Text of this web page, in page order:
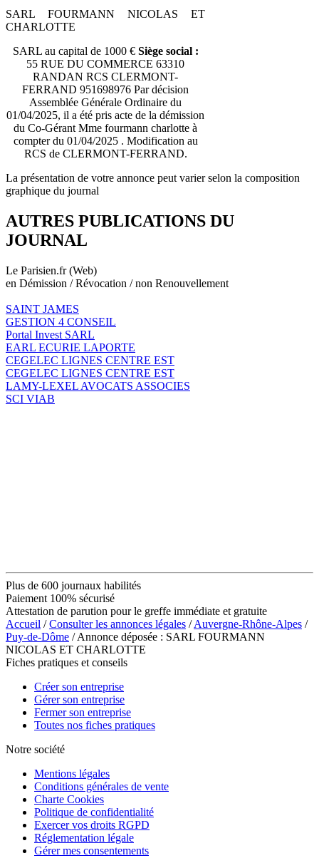
SARL FOURMANN NICOLAS ET
CHARLOTTE
SARL au capital de 1000 € Siège social :
55 RUE DU COMMERCE 63310
RANDAN RCS CLERMONT-
FERRAND 951698976 Par décision
Assemblée Générale Ordinaire du
01/04/2025, il a été pris acte de la démission
du Co-Gérant Mme fourmann charlotte à
compter du 01/04/2025 . Modification au
RCS de CLERMONT-FERRAND.
La présentation de votre annonce peut varier selon la composition
graphique du journal
AUTRES PUBLICATIONS DU
JOURNAL
Le Parisien.fr (Web)
en Démission / Révocation / non Renouvellement
SAINT JAMES
GESTION 4 CONSEIL
Portal Invest SARL
EARL ECURIE LAPORTE
CEGELEC LIGNES CENTRE EST
CEGELEC LIGNES CENTRE EST
LAMY-LEXEL AVOCATS ASSOCIES
SCI VIAB
Plus de 600 journaux habilités
Paiement 100% sécurisé
Attestation de parution pour le greffe immédiate et gratuite
Accueil /Consulter les annonces légales /Auvergne-Rhône-Alpes /
Puy-de-Dôme / Annonce déposée : SARL FOURMANN
NICOLAS ET CHARLOTTE
Fiches pratiques et conseils
Créer son entreprise
Gérer son entreprise
Fermer son entreprise
Toutes nos fiches pratiques
Notre société
Mentions légales
Conditions générales de vente
Charte Cookies
Politique de confidentialité
Exercer vos droits RGPD
Réglementation légale
Gérer mes consentements